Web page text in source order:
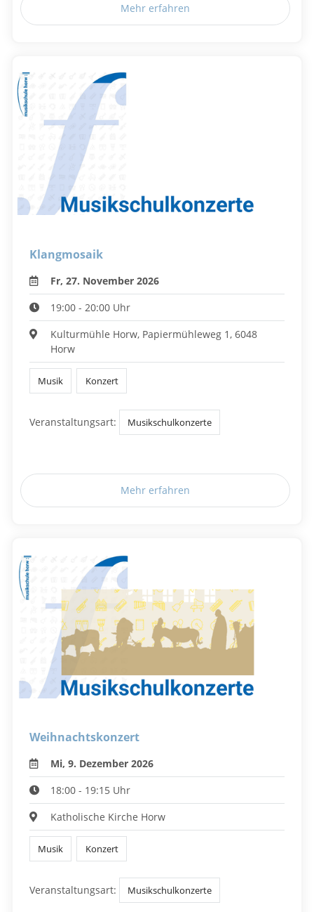
Mehr erfahren
Klangmosaik
Fr, 27. November 2026
19:00 - 20:00 Uhr
Kulturmühle Horw, Papiermühleweg 1, 6048
Horw
Musik Konzert
Veranstaltungsart: Musikschulkonzerte
Mehr erfahren
Weihnachtskonzert
Mi, 9. Dezember 2026
18:00 - 19:15 Uhr
Katholische Kirche Horw
Musik Konzert
Veranstaltungsart: Musikschulkonzerte